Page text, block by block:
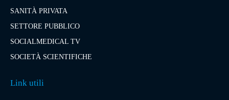
SANITÀ PRIVATA
SETTORE PUBBLICO
SOCIALMEDICAL TV
SOCIETÀ SCIENTIFICHE
Link utili